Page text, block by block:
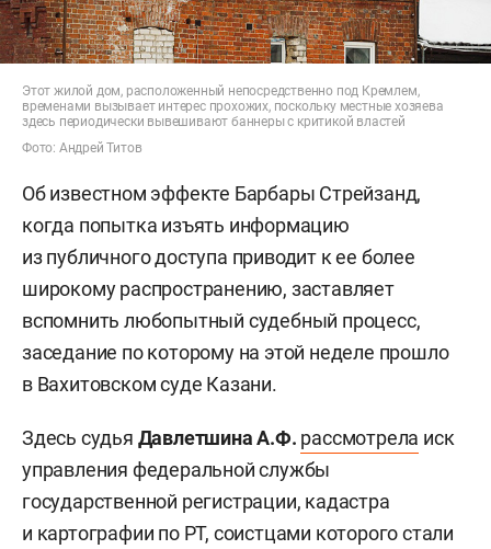
Этот жилой дом, расположенный непосредственно под Кремлем,
временами вызывает интерес прохожих, поскольку местные хозяева
здесь периодически вывешивают баннеры с критикой властей
Фото: Андрей Титов
Об известном эффекте Барбары Стрейзанд,
когда попытка изъять информацию
из публичного доступа приводит к ее более
широкому распространению, заставляет
вспомнить любопытный судебный процесс,
заседание по которому на этой неделе прошло
в Вахитовском суде Казани.
Здесь судья Давлетшина А.Ф. рассмотрела иск
управления федеральной службы
государственной регистрации, кадастра
и картографии по РТ, соистцами которого стали